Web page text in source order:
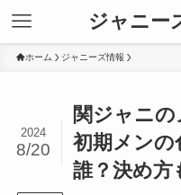
ジャニー
ホーム ジャニーズ情報
関ジャニの
初期メンの
誰？決め方
2024
8/20